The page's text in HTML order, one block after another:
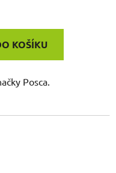
KOŠÍKU
Posca.